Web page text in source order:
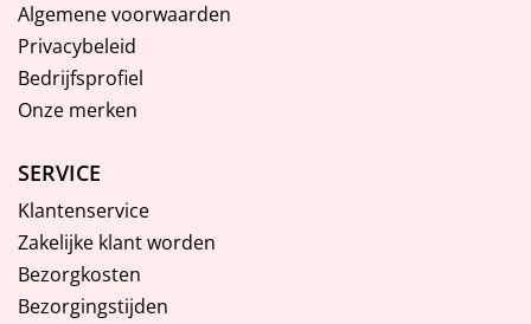
Algemene voorwaarden
Privacybeleid
Bedrijfsprofiel
Onze merken
SERVICE
Klantenservice
Zakelijke klant worden
Bezorgkosten
Bezorgingstijden